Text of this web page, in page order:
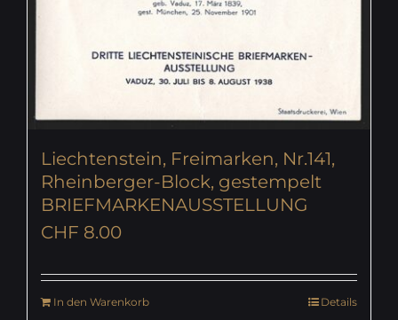
Liechtenstein, Freimarken, Nr.141,
Rheinberger-Block, gestempelt
BRIEFMARKENAUSSTELLUNG
CHF 8.00
In den Warenkorb
Details